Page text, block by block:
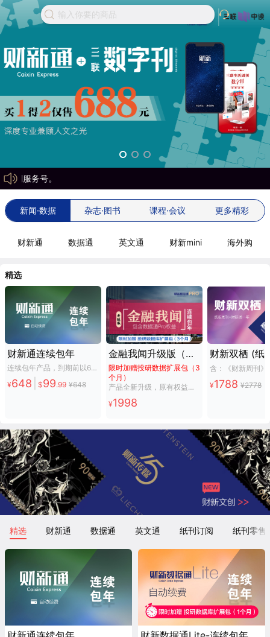
输入你要的商品
号。
新闻·数据 杂志·图书 课程·会议 更多精彩
财新通 数据通 英文通 财新mini 海外购
精选
财新通连续包年
连续包年产品，到期前以648元自动续费
¥648 $99.99 ¥648
金融我闻升级版（含数据通Pro 包年权益）
限时加赠投研数据扩展包（3
个月）
产品全新升级，原有权益基础上增加数据通Pro包年权益。投资家的数据导航仪，自动续费产品。
¥1998
¥1788 ¥2778
精选 财新通 数据通 英文通 纸刊订阅 纸刊零售